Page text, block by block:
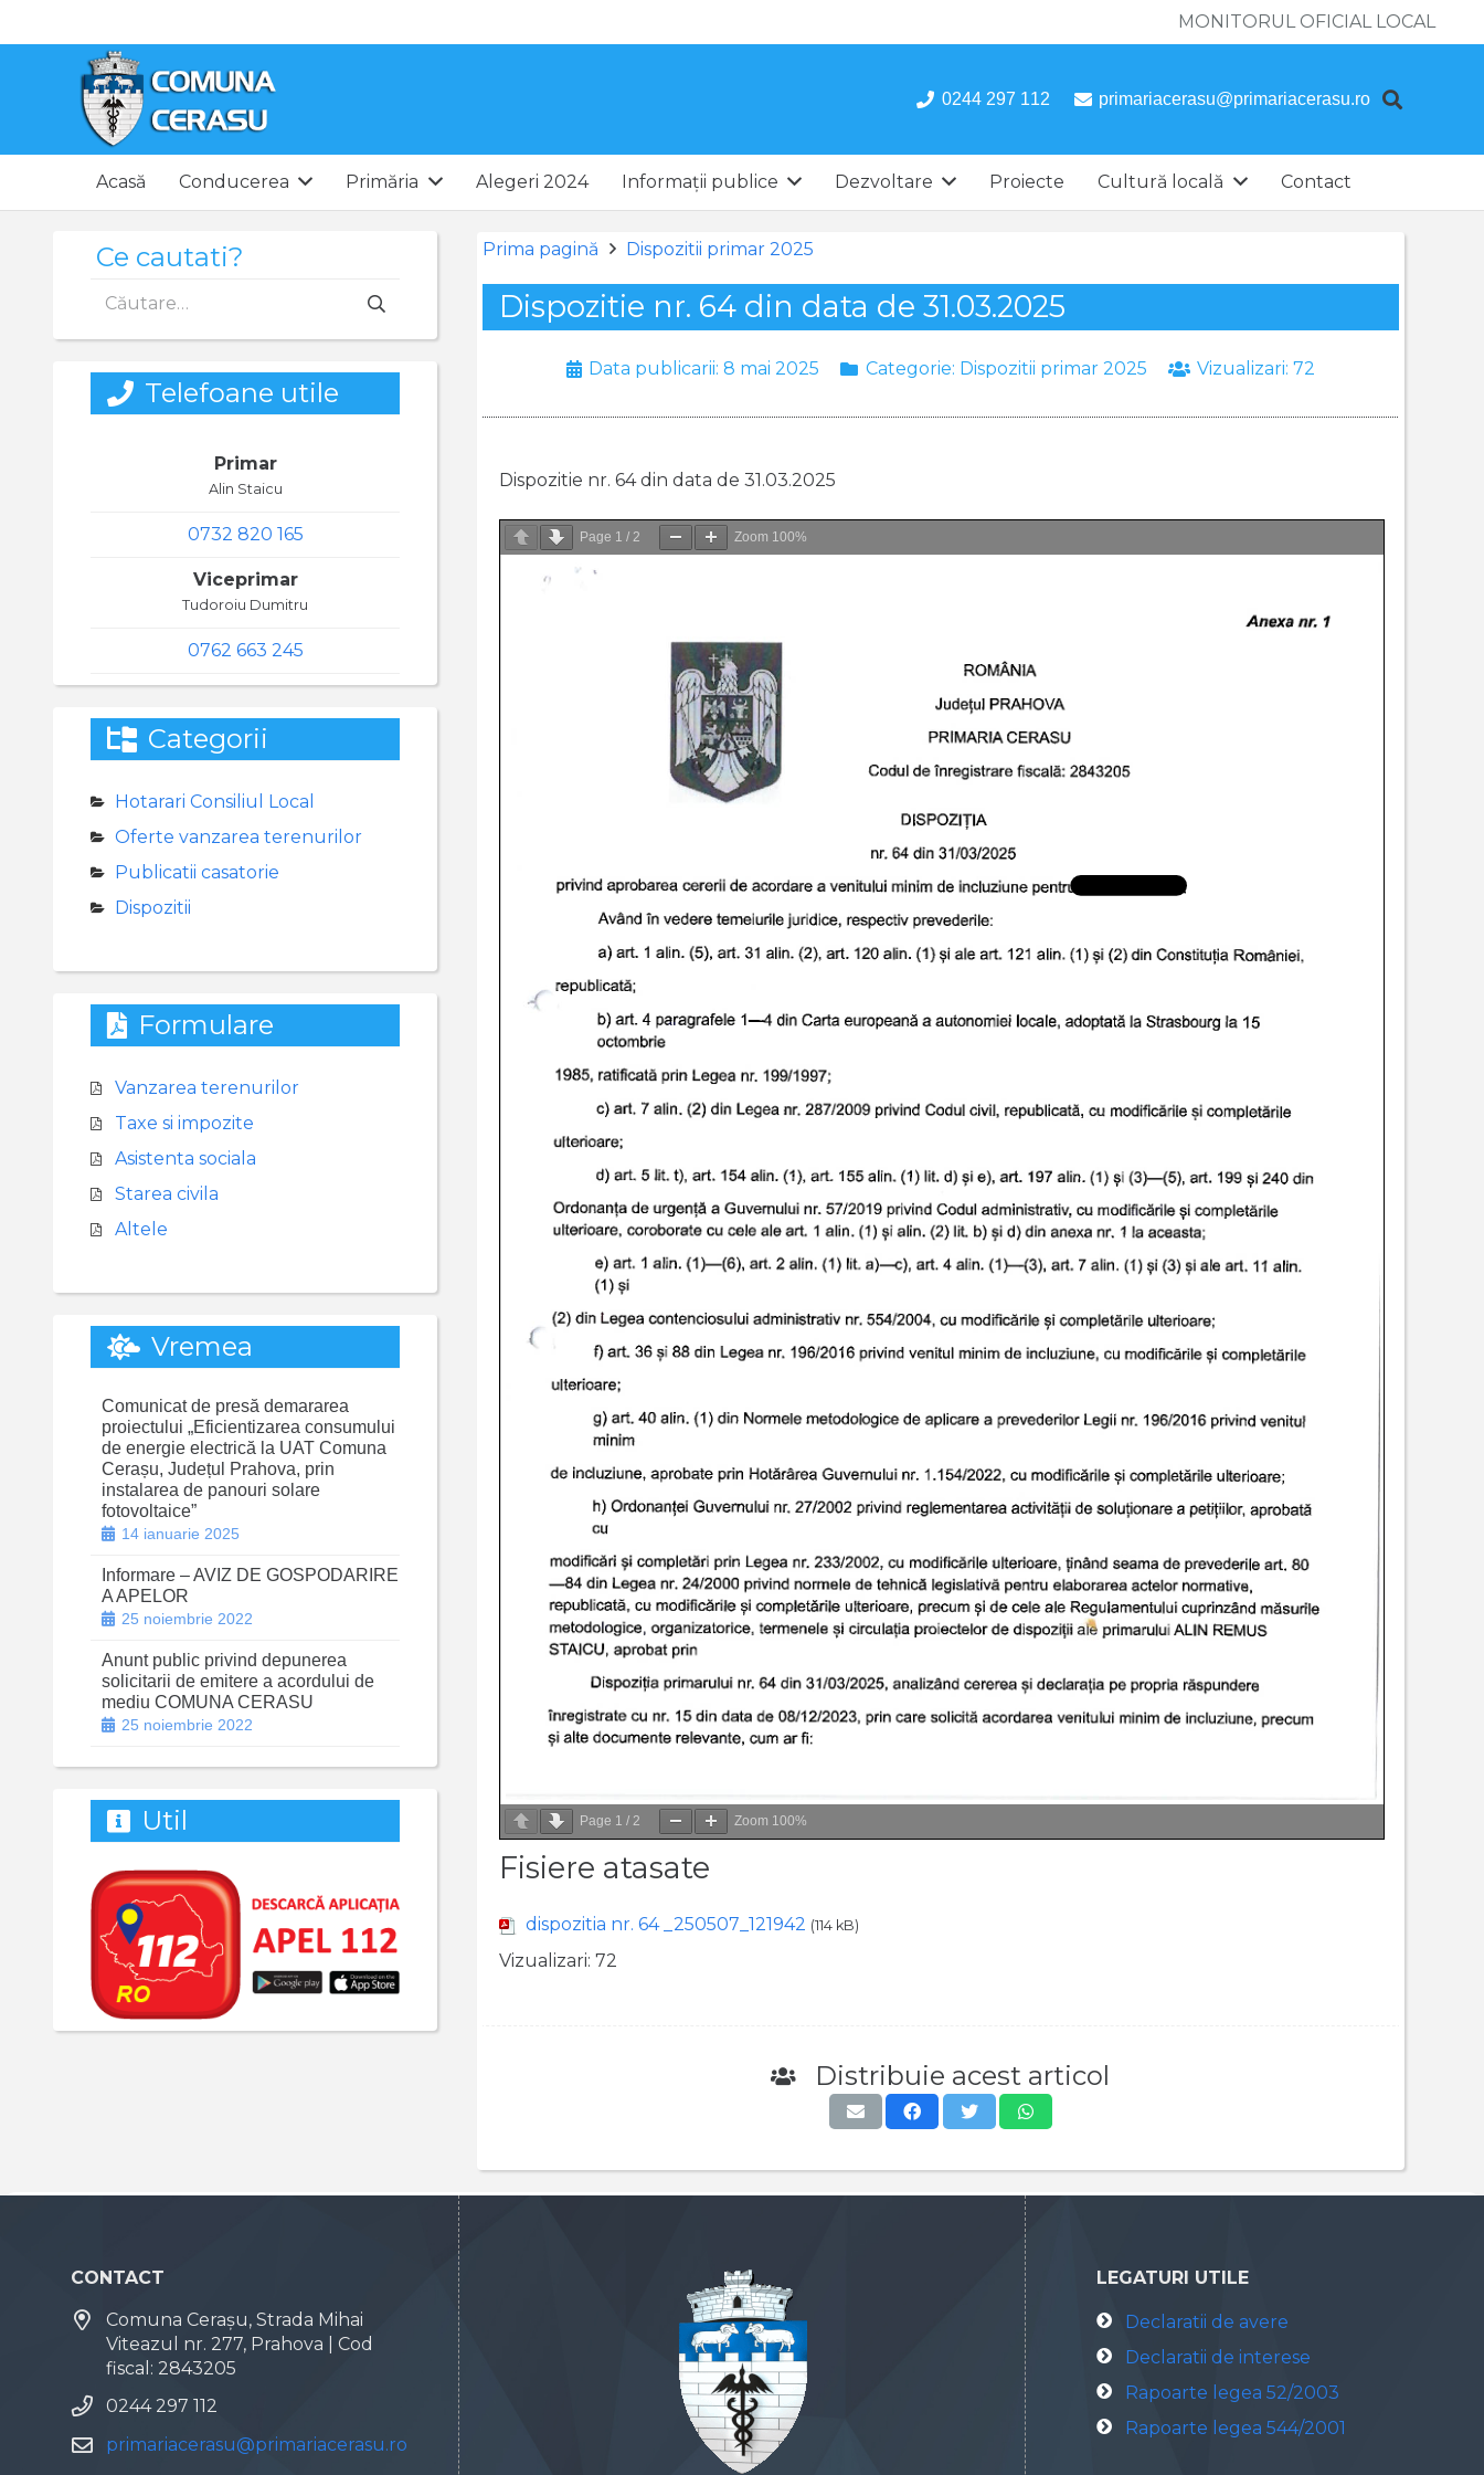
MONITORUL OFICIAL LOCAL
0244 297 112 primariacerasu@primariacerasu.ro
Acasă Conducerea Primăria Alegeri 2024 Informații publice Dezvoltare Proiecte Cultură locală Contact
Prima pagină Dispozitii primar 2025
Dispozitie nr. 64 din data de 31.03.2025
Data publicarii:8 mai 2025 Categorie: Dispozitii primar 2025 Vizualizari:72
Dispozitie nr. 64 din data de 31.03.2025
Page 1 / 2 Zoom 100%
Page 1 / 2 Zoom 100%
Fisiere atasate
dispozitia nr. 64 _250507_121942 (114 kB)
Vizualizari: 72
Distribuie acest articol
Ce cautati?
după:
Telefoane utile
Primar
Alin Staicu
0732 820 165
Viceprimar
Tudoroiu Dumitru
0762 663 245
Categorii
Hotarari Consiliul Local
Oferte vanzarea terenurilor
Publicatii casatorie
Dispozitii
Formulare
Vanzarea terenurilor
Taxe si impozite
Asistenta sociala
Starea civila
Altele
Vremea
Comunicat de presă demararea
proiectului „Eficientizarea consumului
de energie electrică la UAT Comuna
Cerașu, Județul Prahova, prin
instalarea de panouri solare
fotovoltaice”
14 ianuarie 2025
Informare – AVIZ DE GOSPODARIRE
A APELOR
25 noiembrie 2022
Anunt public privind depunerea
solicitarii de emitere a acordului de
mediu COMUNA CERASU
25 noiembrie 2022
Util
CONTACT
Comuna Cerașu, Strada Mihai
Viteazul nr. 277, Prahova | Cod
fiscal: 2843205
0244 297 112
primariacerasu@primariacerasu.ro
LEGATURI UTILE
Declaratii de avere
Declaratii de interese
Rapoarte legea 52/2003
Rapoarte legea 544/2001